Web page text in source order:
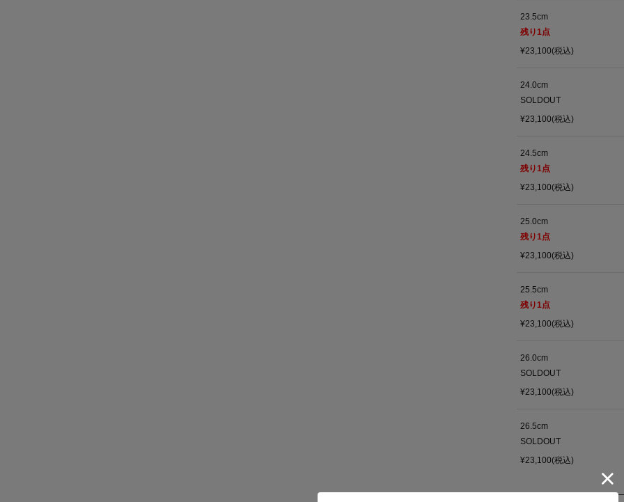
23.5cm
残り1点
¥23,100(税込)
24.0cm
SOLDOUT
¥23,100(税込)
24.5cm
残り1点
¥23,100(税込)
25.0cm
残り1点
¥23,100(税込)
25.5cm
残り1点
¥23,100(税込)
26.0cm
SOLDOUT
¥23,100(税込)
26.5cm
SOLDOUT
¥23,100(税込)